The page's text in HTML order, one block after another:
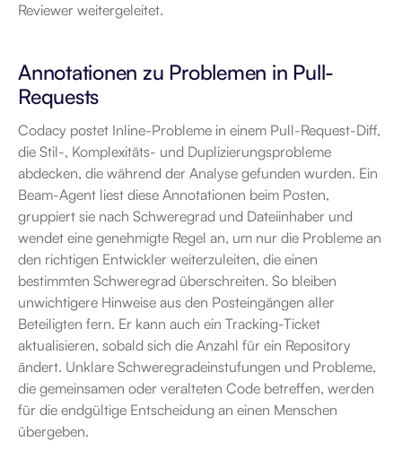
Reviewer weitergeleitet.
Annotationen zu Problemen in Pull-
Requests
Codacy postet Inline-Probleme in einem Pull-Request-Diff,
die Stil-, Komplexitäts- und Duplizierungsprobleme
abdecken, die während der Analyse gefunden wurden. Ein
Beam-Agent liest diese Annotationen beim Posten,
gruppiert sie nach Schweregrad und Dateiinhaber und
wendet eine genehmigte Regel an, um nur die Probleme an
den richtigen Entwickler weiterzuleiten, die einen
bestimmten Schweregrad überschreiten. So bleiben
unwichtigere Hinweise aus den Posteingängen aller
Beteiligten fern. Er kann auch ein Tracking-Ticket
aktualisieren, sobald sich die Anzahl für ein Repository
ändert. Unklare Schweregradeinstufungen und Probleme,
die gemeinsamen oder veralteten Code betreffen, werden
für die endgültige Entscheidung an einen Menschen
übergeben.